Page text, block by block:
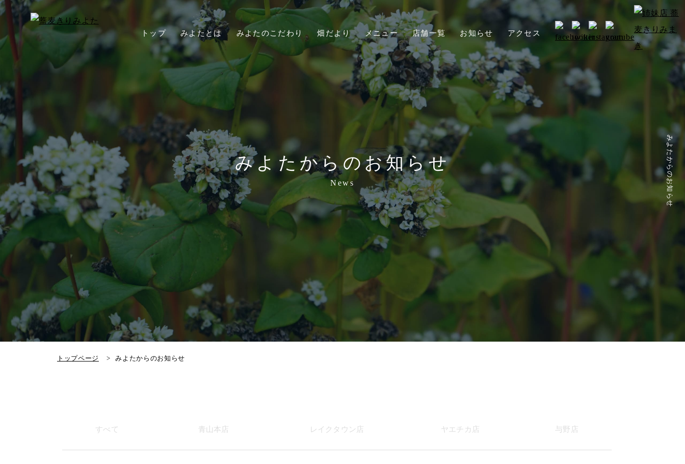
トップ みよたとは みよたのこだわり 畑だより メニュー 店舗一覧 お知らせ アクセス
みよたからのお知らせ
みよたからのお知らせ
News
トップページ みよたからのお知らせ
すべて 青山本店 レイク タウン店 ヤエチカ店 与野店